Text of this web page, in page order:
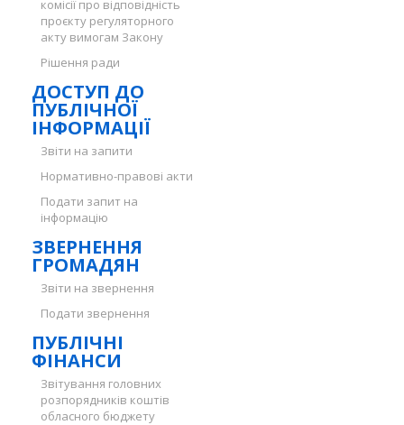
комісії про відповідність
проєкту регуляторного
акту вимогам Закону
Рішення ради
ДОСТУП ДО
ПУБЛІЧНОЇ
ІНФОРМАЦІЇ
Звіти на запити
Нормативно-правові акти
Подати запит на
інформацію
ЗВЕРНЕННЯ
ГРОМАДЯН
Звіти на звернення
Подати звернення
ПУБЛІЧНІ
ФІНАНСИ
Звітування головних
розпорядників коштів
обласного бюджету